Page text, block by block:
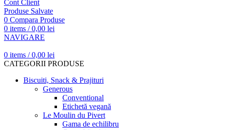
Cont Client
Produse Salvate
0 Compara Produse
0 items / 0,00 lei
NAVIGARE
0 items / 0,00 lei
CATEGORII PRODUSE
Biscuiti, Snack & Prajituri
Generous
Conventional
Etichetă vegană
Le Moulin du Pivert
Gama de echilibru